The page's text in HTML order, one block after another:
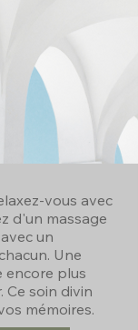
vous avec
d'un massage
un
Une
encore plus
Ce soin divin
mémoires.